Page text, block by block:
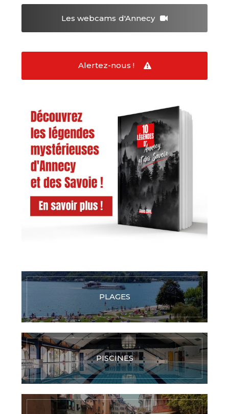
Les webcams d'Annecy
Alertez-nous !
PLAGES
PISCINES